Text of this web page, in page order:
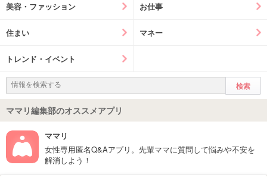
美容・ファッション お仕事
住まい マネー
トレンド・イベント
ママリ編集部のオススメアプリ
ママリ
女性専用匿名Q&Aアプリ。先輩ママに質問して悩みや不安を
解消しよう！